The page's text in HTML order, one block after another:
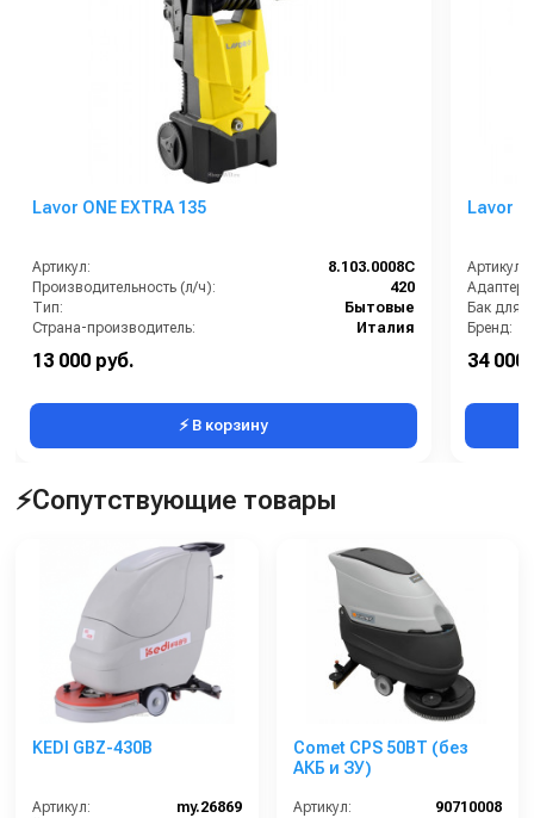
очищайте их.
Храните машину в сухом помещении при комнатной
Купить Метлана М4 (АКБ 1,5 часа)
доставкой по России. Отзывы, характеристики и наличие
уточняйте у менеджеров.
Lavor ONE EXTRA 135
Артикул:
8.103.0008C
Производительность (л/ч):
420
Тип:
Бытовые
Страна-производитель:
Италия
Рабочее давление (бар):
Мощность (кВт):
13 000 руб.
⚡ В корзину
Lavor
Артикул:
Бак для
Бренд:
Длина
34 000
⚡Сопутствующие товары
KEDI GBZ-430B
Артикул:
my.26869
Comet CPS 50BT (без
АКБ и ЗУ)
Артикул:
90710008